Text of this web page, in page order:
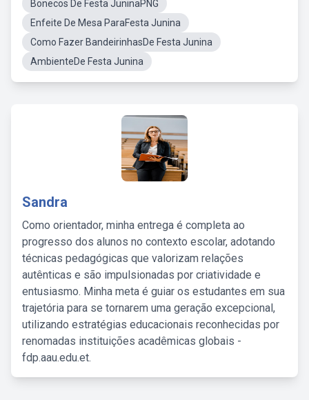
Bonecos De Festa JuninaPNG
Enfeite De Mesa ParaFesta Junina
Como Fazer BandeirinhasDe Festa Junina
AmbienteDe Festa Junina
Sandra
Como orientador, minha entrega é completa ao
progresso dos alunos no contexto escolar, adotando
técnicas pedagógicas que valorizam relações
autênticas e são impulsionadas por criatividade e
entusiasmo. Minha meta é guiar os estudantes em sua
trajetória para se tornarem uma geração excepcional,
utilizando estratégias educacionais reconhecidas por
renomadas instituições acadêmicas globais -
fdp.aau.edu.et.